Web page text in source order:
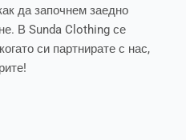
да започнем заедно
В Sunda Clothing се
си партнирате с нас,